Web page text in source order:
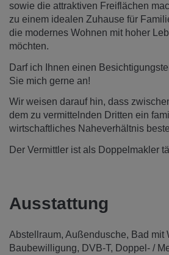
sowie die attraktiven Freiflächen
zu einem idealen Zuhause für
die modernes Wohnen mit hoher
möchten.
Darf ich Ihnen einen
Sie mich gerne an!
Wir weisen darauf hin, dass
dem zu vermittelnden Dritten ein
wirtschaftliches Naheverhältnis
Der Vermittler ist als Doppelmakler
Ausstattung
Abstellraum Außendusche Bad mit
Baubewilligung
DVB-T
Doppel- /